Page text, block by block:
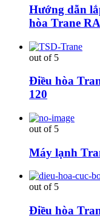
Hướng dẫn
hòa Trane
out of 5
Điều hòa
120
out of 5
Máy lạnh
out of 5
Điều hòa